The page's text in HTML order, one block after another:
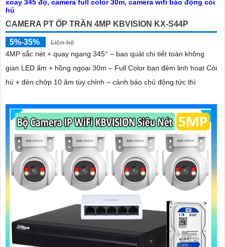
CAMERA PT ỐP TRẦN 4MP KBVISION KX-S44P
5%-35%
Liên hệ
4MP sắc nét + quay ngang 345° – bao quát chi tiết toàn không
gian LED ấm + hồng ngoại 30m – Full Color ban đêm linh hoạt Còi
hú + đèn chớp 10 âm tùy chỉnh – cảnh báo chủ động tức thì